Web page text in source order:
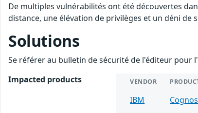
De multiples vulnérabilités ont été découvertes
distance, une élévation de privilèges et un déni de
Solutions
Se référer au bulletin de sécurité de l'éditeur
Impacted products
VENDOR
IBM